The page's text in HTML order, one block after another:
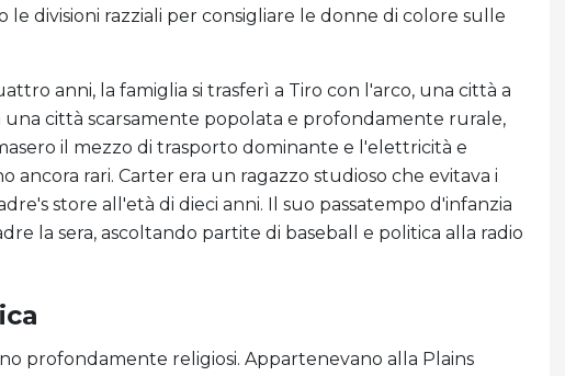
le divisioni razziali per consigliare le donne di colore sulle
anni, la famiglia si trasferì a Tiro con l'arco, una città a
una città scarsamente popolata e profondamente rurale,
il mezzo di trasporto dominante e l'elettricità e
ancora rari. Carter era un ragazzo studioso che evitava i
store all'età di dieci anni. Il suo passatempo d'infanzia
la sera, ascoltando partite di baseball e politica alla radio
profondamente religiosi. Appartenevano alla Plains